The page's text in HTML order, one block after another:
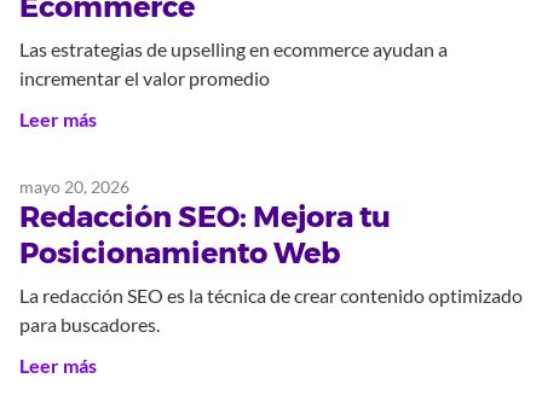
Las estrategias de upselling en ecommerce ayudan a
incrementar el valor promedio
Leer más
mayo 20, 2026
Redacción SEO: Mejora tu
Posicionamiento Web
La redacción SEO es la técnica de crear contenido optimizado
para buscadores.
Leer más